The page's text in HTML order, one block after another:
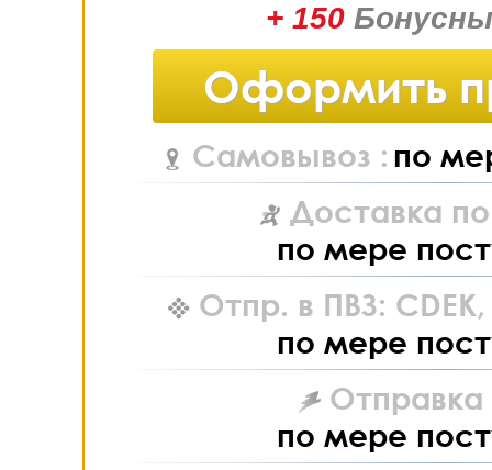
+ 150
Оформить
Самовывоз : по
Доставка
по мере
Отпр. в ПВЗ: CDEK,
по мере
Отправка
по мере